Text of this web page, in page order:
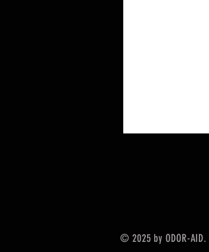
© 2025 by ODOR-AID.